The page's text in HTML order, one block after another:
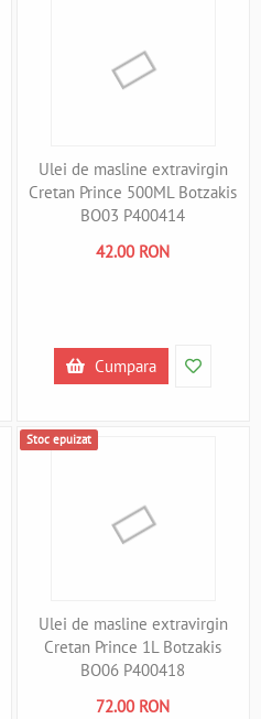
Ulei de masline extravirgin
Cretan Prince 500ML Botzakis
BO03 P400414
42.00 RON
Cumpara
Stoc epuizat
Ulei de masline extravirgin
Cretan Prince 1L Botzakis
BO06 P400418
72.00 RON